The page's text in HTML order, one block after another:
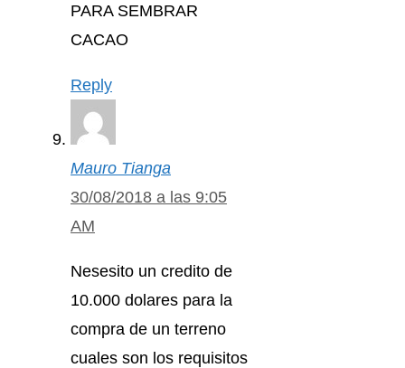
PARA SEMBRAR
CACAO
Reply
Mauro Tianga
30/08/2018 a las 9:05
AM
Nesesito un credito de
10.000 dolares para la
compra de un terreno
cuales son los requisitos